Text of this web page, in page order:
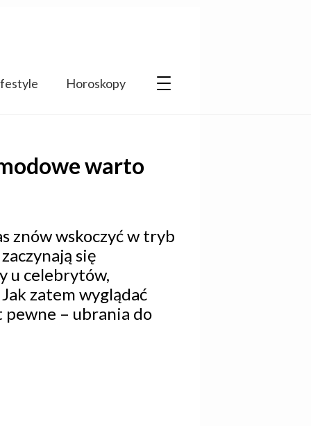
Horoskopy
warto
znów wskoczyć w tryb
się
u celebrytów,
zatem wyglądać
pewne – ubrania do